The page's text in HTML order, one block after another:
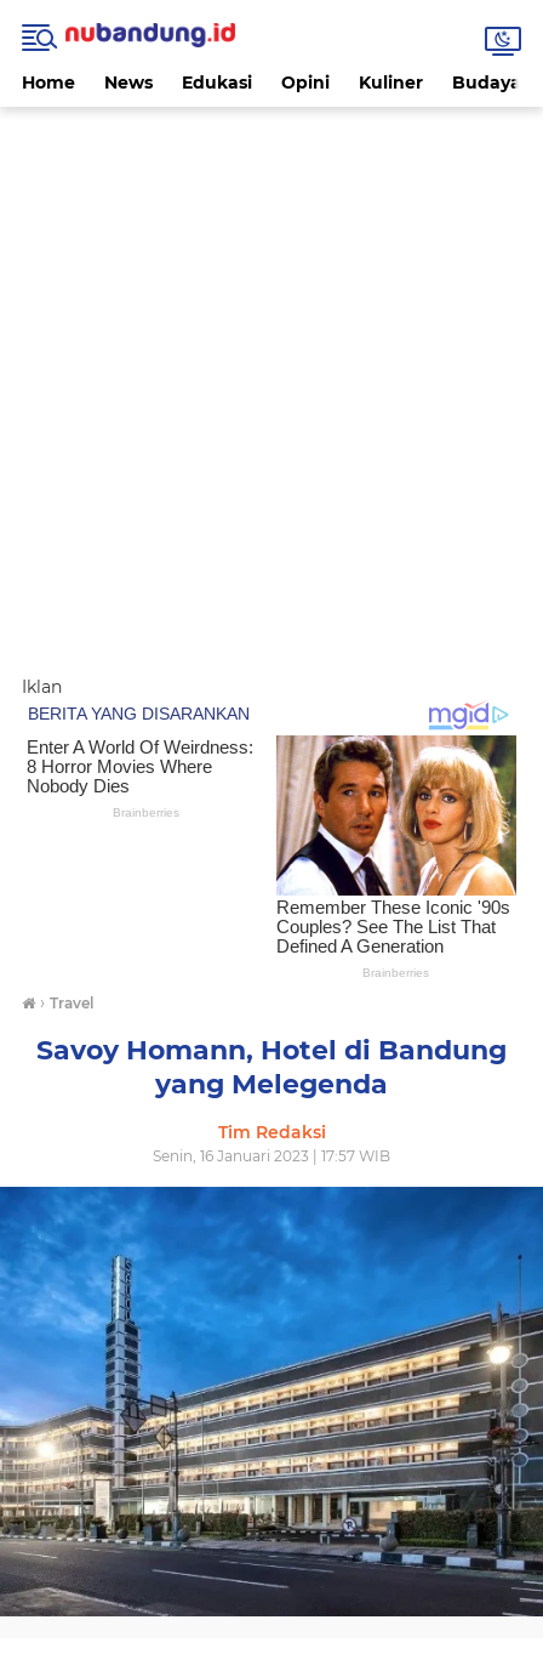
Home News Edukasi Opini Kuliner Budaya
Iklan
› Travel
Savoy Homann, Hotel di Bandung
yang Melegenda
Tim Redaksi
Senin, 16 Januari 2023 | 17:57 WIB